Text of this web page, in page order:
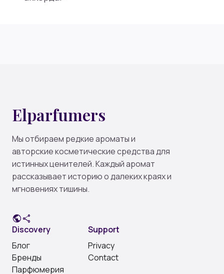
Elparfumers
Мы отбираем редкие ароматы и
авторские косметические средства для
истинных ценителей. Каждый аромат
рассказывает историю о далеких краях и
мгновениях тишины.
publicshare
Discovery
Блог
Бренды
Парфюмерия
Support
Privacy
Contact